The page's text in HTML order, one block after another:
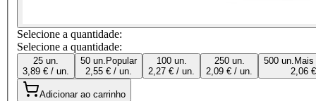
Selecione a quantidade:
Selecione a quantidade:
25 un.
3,89 € / un.
50 un. Popular
2,55 € / un.
100 un.
2,27 € / un.
250 un.
2,09 € / un.
500 un.
2,06
Adicionar ao carrinho